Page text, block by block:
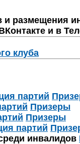
размещения
и в
клуба
партий
Призеры
Призеры
партий
инвалидов